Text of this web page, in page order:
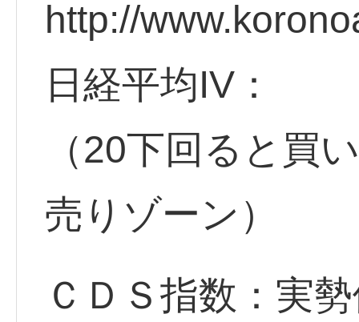
http://
日経平均IV：
（20下回ると買
売りゾーン）
ＣＤＳ指数：実